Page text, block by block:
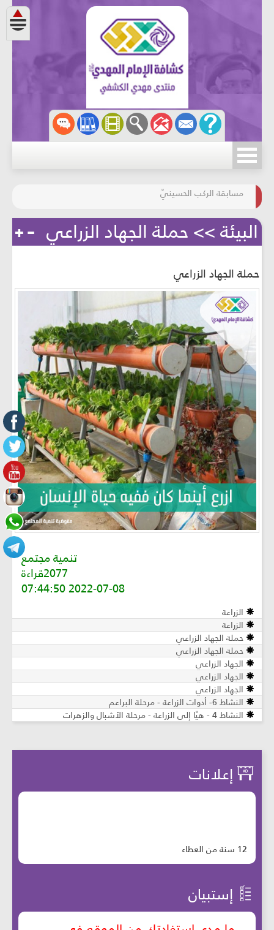
مسابقة الركب الحسينيّ
المحافظة على البيئة
البيئة >> حملة الجهاد الزراعي
حملة الجهاد الزراعي
تنمية مجتمع
2077قراءة
2022-07-08 07:44:50
الزراعة
الزراعة
حملة الجهاد الزراعي
حملة الجهاد الزراعي
الجهاد الزراعي
الجهاد الزراعي
الجهاد الزراعي
النشاط 6- أدوات الزراعة - مرحلة البراعم
النشاط 4 - هيّا إلى الزراعة - مرحلة الأشبال والزهرات
إعلانات
12 سنة من العطاء
إستبيان